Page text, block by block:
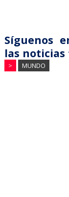
Síguenos
las noticias
> MUNDO